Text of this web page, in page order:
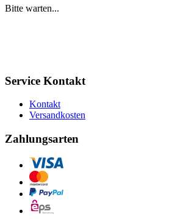
Bitte warten...
Service Kontakt
Kontakt
Versandkosten
Zahlungsarten